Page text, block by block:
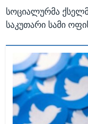
ᲒᲐᲚᲘᲚᲔᲝ
ᲓᲔᲖᲘᲜᲤᲝᲠᲛᲐᲪᲘᲐ
სოციალურმა
საკუთარი სამი